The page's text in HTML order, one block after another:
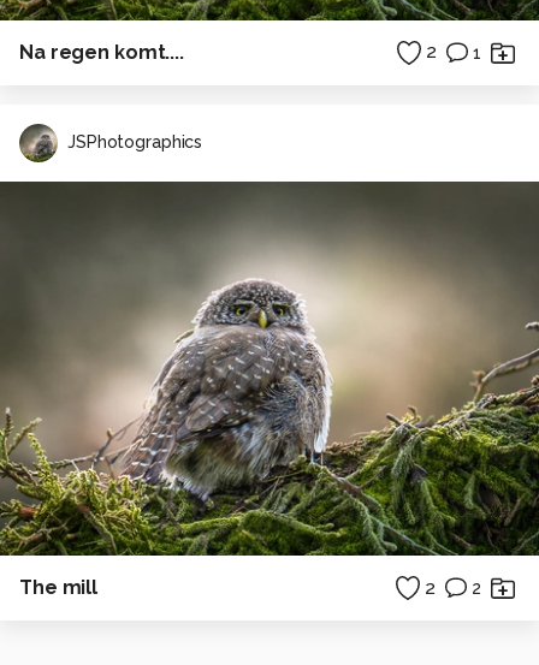
Na regen komt.... 2 1
JSPhotographics
The mill 2 2